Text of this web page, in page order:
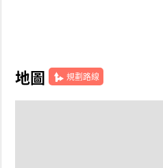
地圖 規劃路線